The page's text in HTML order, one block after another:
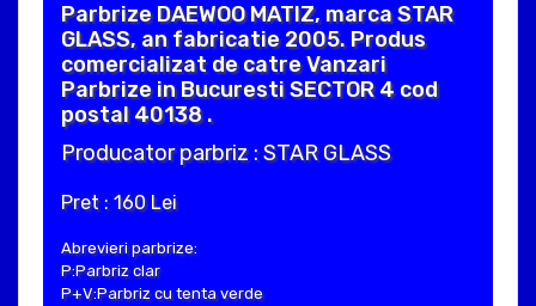
Parbrize DAEWOO MATIZ, marca STAR
GLASS, an fabricatie 2005. Produs
comercializat de catre Vanzari
Parbrize in Bucuresti SECTOR 4 cod
postal 40138 .
Producator parbriz : STAR GLASS
Pret : 160 Lei
Abrevieri parbrize:
P:Parbriz clar
P+V:Parbriz cu tenta verde